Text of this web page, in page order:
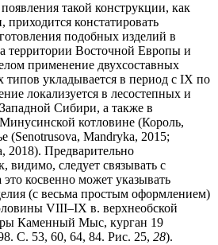
такой конструкции, как
приходится констатировать
подобных изделий в
территории Восточной Европы и
применение двухсоставных
типов укладывается в период с IX по
локализуется в лесостепных и
Сибири, а также в
котловине (Король,
(Senotrusova, Mandryka, 2015;
2018). Предварительно
видимо, следует связывать с
косвенно может указывать
(с весьма простым оформлением)
VIII–IX в. верхнеобской
Каменный Мыс, курган 19
С. 53, 60, 64, 84. Рис. 25, 28).